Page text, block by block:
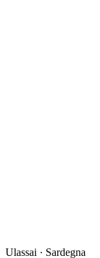
Ulassai · Sardegna